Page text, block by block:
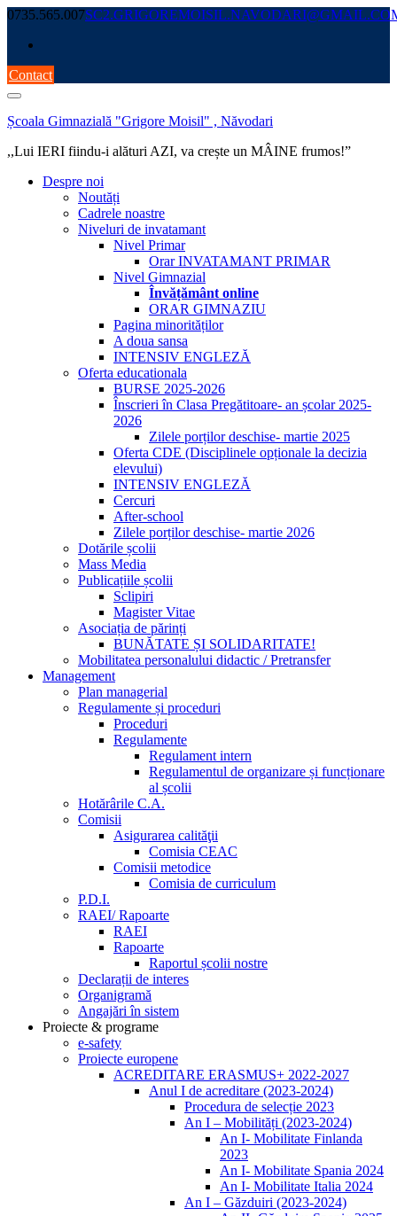
Skip
content
0735.565.007
Contact
Școala Gimnazială "Grigore Moisil" , Năvodari
,,Lui IERI fiindu-i alături AZI, va crește un MÂINE frumos!”
Despre noi
Noutăți
Cadrele noastre
Niveluri de invatamant
Nivel Primar
Orar INVATAMANT PRIMAR
Nivel Gimnazial
Învățământ online
ORAR GIMNAZIU
Pagina minorităților
A doua sansa
INTENSIV ENGLEZĂ
Oferta educationala
BURSE 2025-2026
Înscrieri în Clasa Pregătitoare- an școlar 2025-
2026
Zilele porților deschise- martie 2025
Oferta CDE (Disciplinele opționale la decizia
elevului)
INTENSIV ENGLEZĂ
Cercuri
After-school
Zilele porților deschise- martie 2026
Dotările școlii
Mass Media
Publicațiile școlii
Sclipiri
Magister Vitae
Asociația de părinți
BUNĂTATE ȘI SOLIDARITATE!
Mobilitatea personalului didactic / Pretransfer
Management
Plan managerial
Regulamente și proceduri
Proceduri
Regulamente
Regulament intern
Regulamentul de organizare și funcționare
al școlii
Hotărârile C.A.
Comisii
Asigurarea calităţii
Comisia CEAC
Comisii metodice
Comisia de curriculum
P.D.I.
RAEI/ Rapoarte
RAEI
Rapoarte
Raportul școlii nostre
Declarații de interes
Organigramă
Angajări în sistem
Proiecte & programe
e-safety
Proiecte europene
ACREDITARE ERASMUS+ 2022-2027
Anul I de acreditare (2023-2024)
Procedura de selecție 2023
An I – Mobilități (2023-2024)
An I- Mobilitate Finlanda
2023
An I- Mobilitate Spania 2024
An I- Mobilitate Italia 2024
An I – Găzduiri (2023-2024)